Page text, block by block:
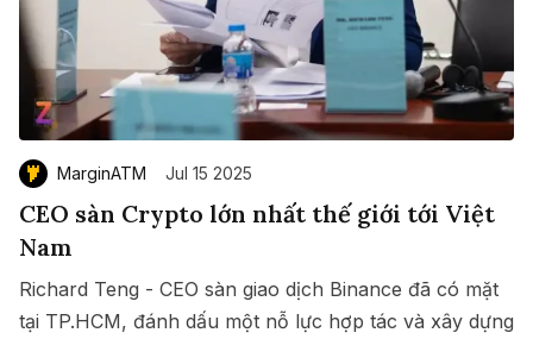
MarginATM Jul 15 2025
CEO sàn Crypto lớn nhất thế giới tới Việt
Nam
Richard Teng - CEO sàn giao dịch Binance đã có mặt
tại TP.HCM, đánh dấu một nỗ lực hợp tác và xây dựng